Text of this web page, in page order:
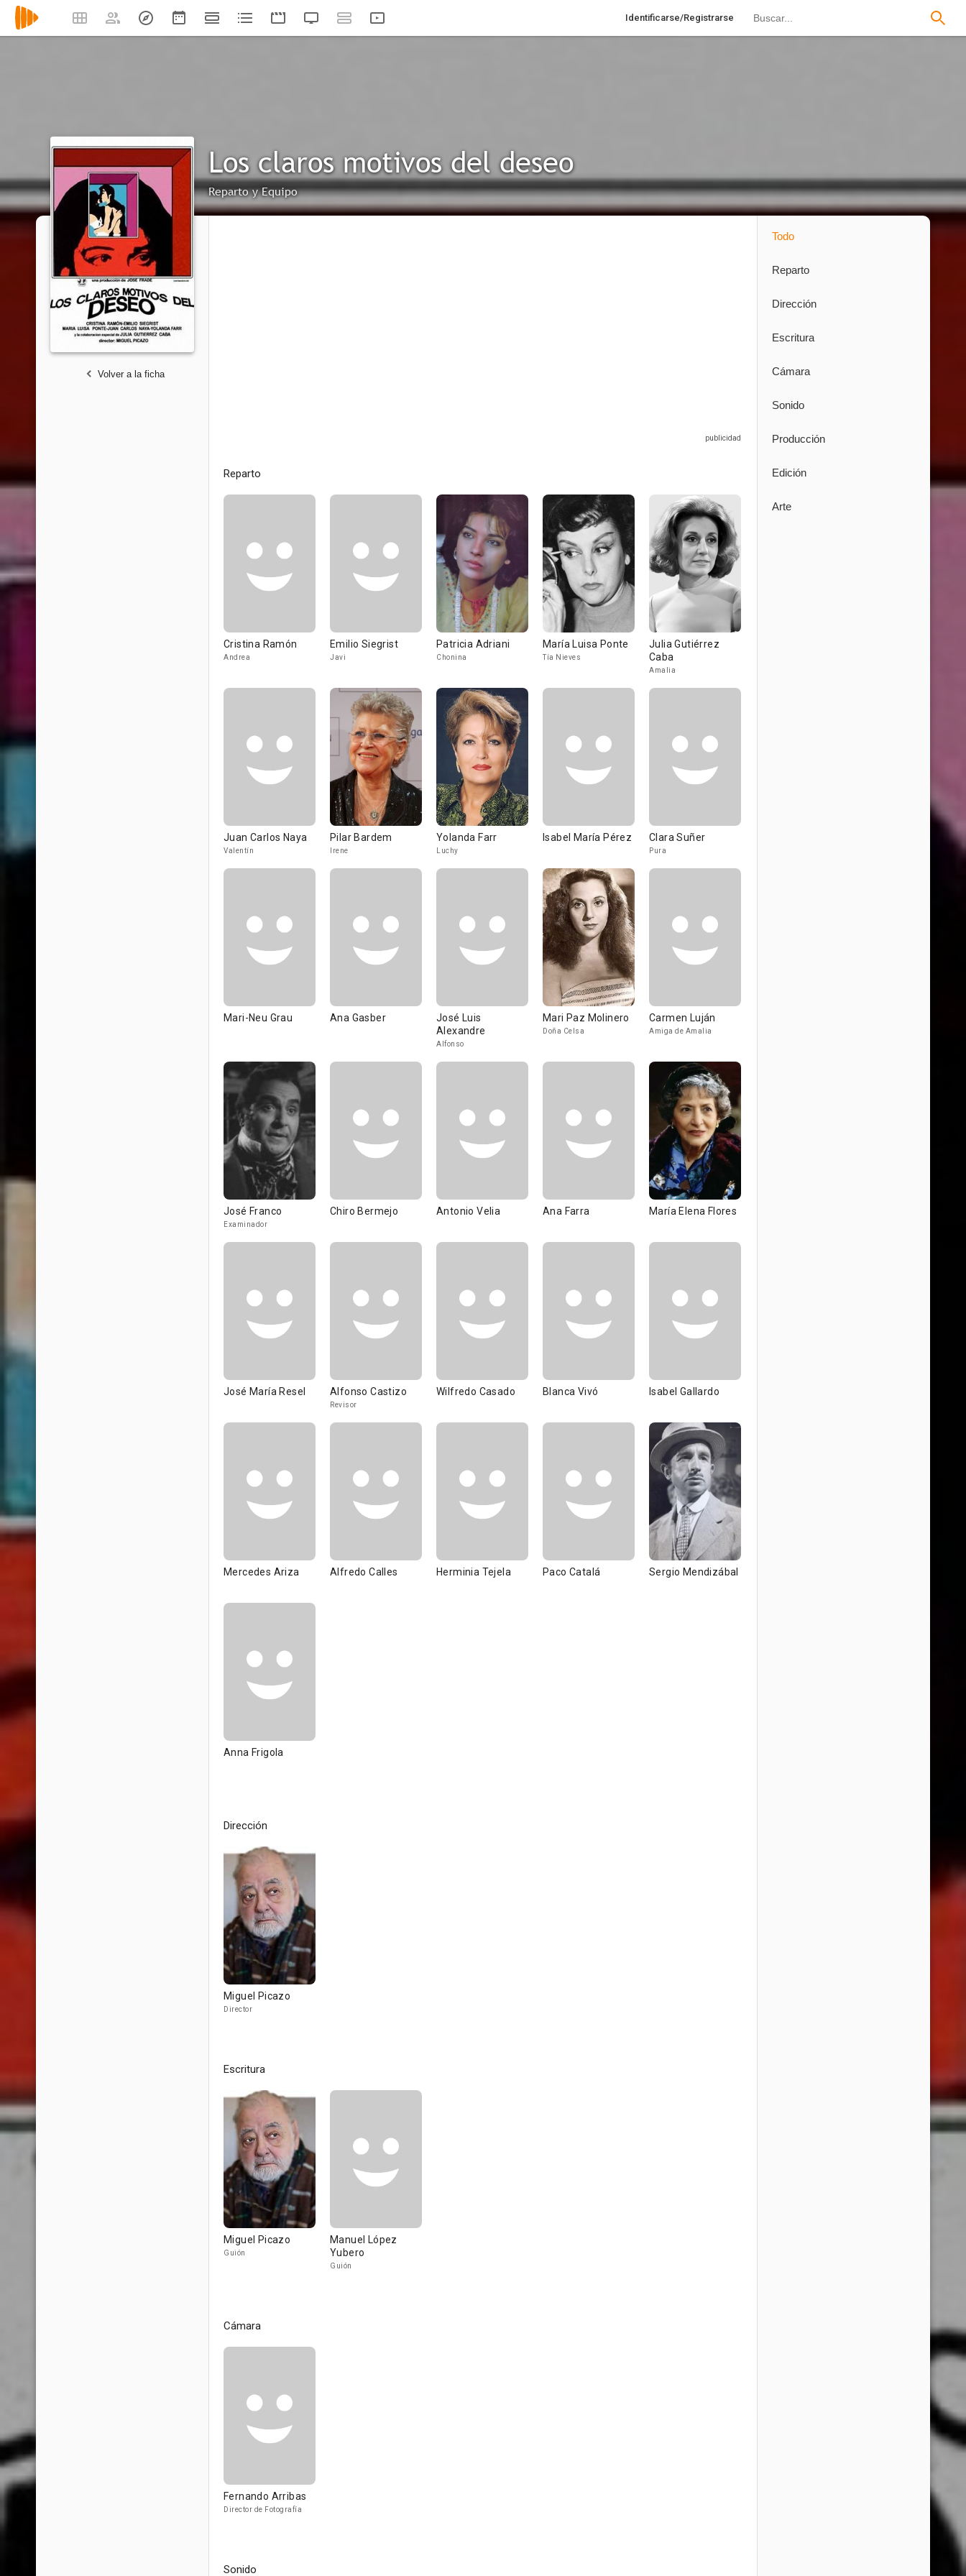
Identificarse/Registrarse
Los claros motivos del deseo
Reparto y Equipo
Volver a la ficha
Reparto
Cristina Ramón
Andrea
Emilio Siegrist
Javi
Patricia Adriani
Chonina
María Luisa Ponte
Tía Nieves
Julia Gutiérrez
Caba
Amalia
Juan Carlos Naya
Valentín
Pilar Bardem
Irene
Yolanda Farr
Luchy
Isabel María Pérez Clara Suñer
Pura
Mari-Neu Grau Ana Gasber
José Luis
Alexandre
Alfonso
Mari Paz Molinero
Doña Celsa
Carmen Luján
Amiga de Amalia
José Franco
Examinador
Chiro Bermejo Antonio Velia Ana Farra María Elena Flores
José María Resel Alfonso Castizo
Revisor
Wilfredo Casado Blanca Vivó Isabel Gallardo
Mercedes Ariza Alfredo Calles Herminia Tejela Paco Catalá Sergio Mendizábal
Anna Frigola
Dirección
Miguel Picazo
Director
Escritura
Miguel Picazo
Guión
Manuel López
Yubero
Guión
Cámara
Fernando Arribas
Director de Fotografía
Sonido
Todo
Reparto
Dirección
Escritura
Cámara
Sonido
Producción
Edición
Arte